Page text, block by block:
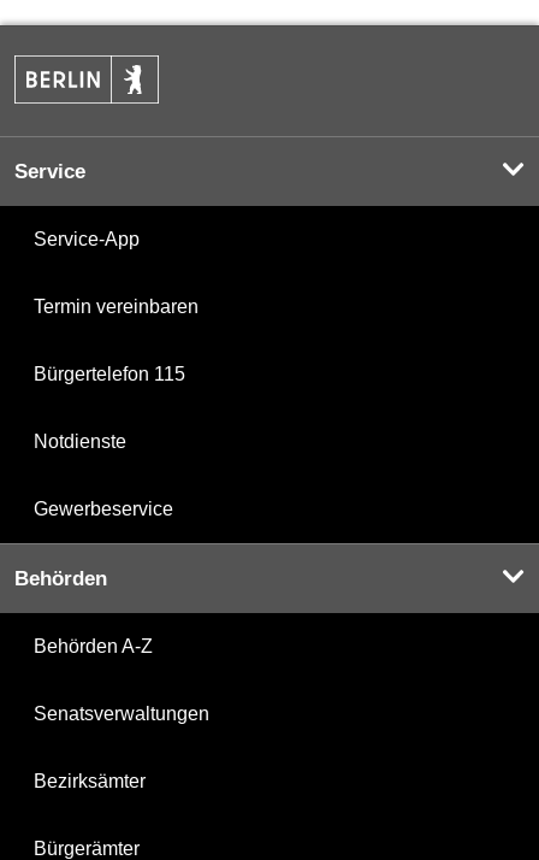
Service
Service-App
Termin vereinbaren
Bürgertelefon 115
Notdienste
Gewerbeservice
Behörden
Behörden A-Z
Senatsverwaltungen
Bezirksämter
Bürgerämter